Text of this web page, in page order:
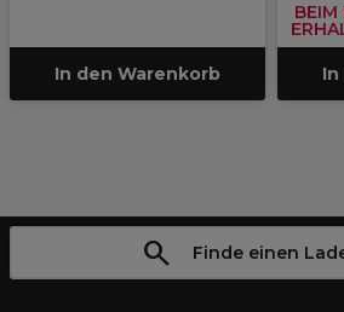
In den Warenkorb
BEIM
Finde einen